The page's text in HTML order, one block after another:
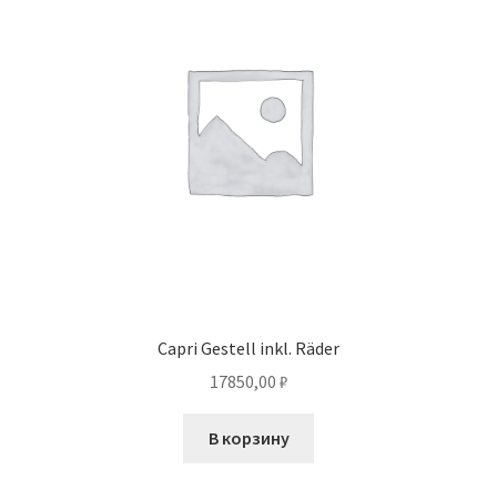
Capri Gestell inkl. Räder
17850,00 ₽
В корзину